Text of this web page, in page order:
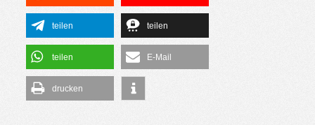
teilen teilen
teilen E-Mail
drucken